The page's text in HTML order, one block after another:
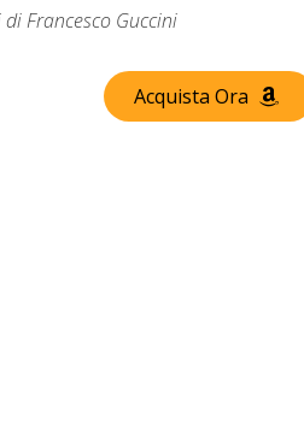
Francesco Guccini
Acquista Ora